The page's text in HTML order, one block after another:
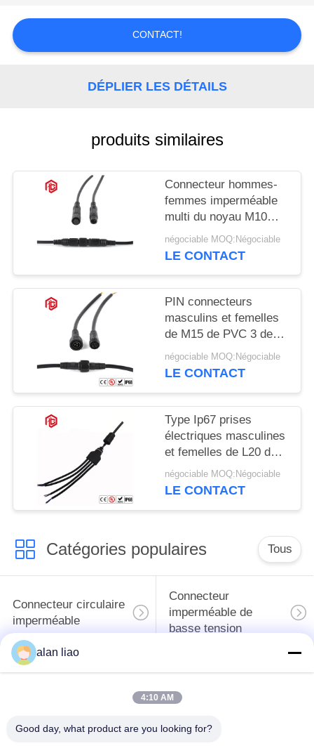
POLICY
CONTACT!
DÉPLIER LES DÉTAILS
produits similaires
Connecteur hommes-
femmes imperméable
multi du noyau M10
IP68
négociable MOQ:Négociable
LE CONTACT
PIN connecteurs
masculins et femelles
de M15 de PVC 3 de
basse tension
négociable MOQ:Négociable
LE CONTACT
Type Ip67 prises
électriques masculines
et femelles de L20 de 3
manières T
négociable MOQ:Négociable
LE CONTACT
Catégories populaires Tous
Connecteur circulaire
imperméable
Connecteur
imperméable de
basse tension
Connecteur
E27
alan liao
4:10 AM
Good day, what product are you looking for?